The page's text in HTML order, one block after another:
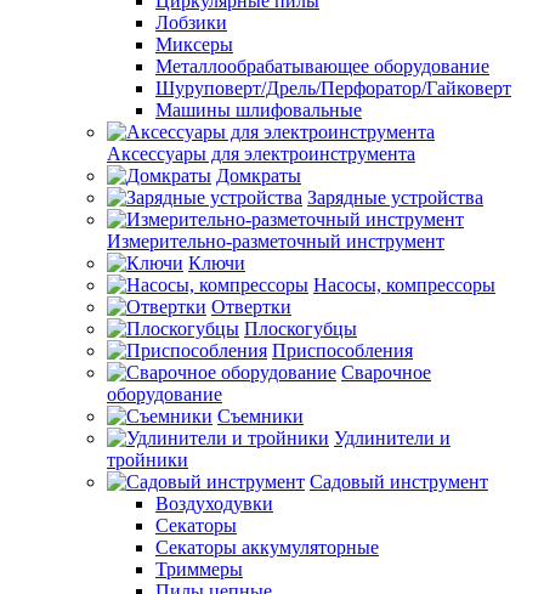
Лобзики
Миксеры
Металлообрабатывающее оборудование
Шуруповерт/Дрель/Перфоратор/Гайковерт
Машины шлифовальные
Аксессуары для электроинструмента
Домкраты
Зарядные устройства
Измерительно-разметочный инструмент
Ключи
Насосы, компрессоры
Отвертки
Плоскогубцы
Приспособления
Сварочное
оборудование
Съемники
Удлинители и
тройники
Садовый инструмент
Воздуходувки
Секаторы
Секаторы аккумуляторные
Триммеры